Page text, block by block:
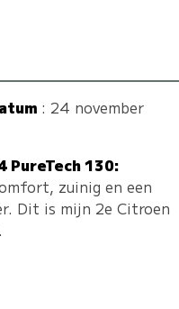
: 24 november
PureTech 130:
zuinig en een
Dit is mijn 2e Citroen